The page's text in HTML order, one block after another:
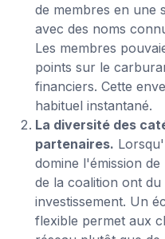
de membres en une
avec des noms
Les membres
points sur le
financiers. Cette
habituel instantané.
La diversité des
partenaires.
domine l'émission
de la coalition ont
investissement. Un
flexible permet aux